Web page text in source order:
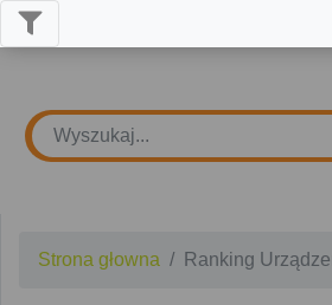
Strona głowna Ranking